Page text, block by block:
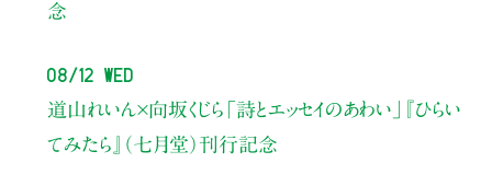
念
08/12 Wed
道山れいん×向坂くじら 「詩とエッセイのあわい」
『ひらい
てみたら』（七月堂）刊行記念